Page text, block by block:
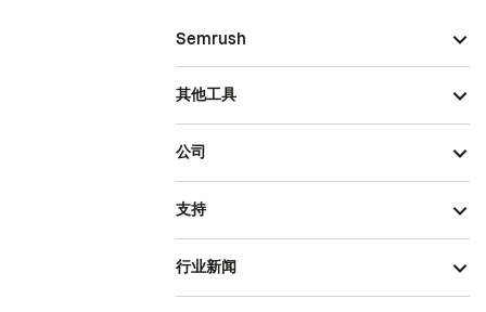
Semrush
其他工具
公司
支持
行业新闻